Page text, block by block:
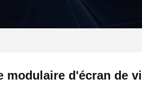
modulaire d'écran de